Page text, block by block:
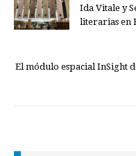
Ida Vitale y
literarias en
El módulo espacial InSight